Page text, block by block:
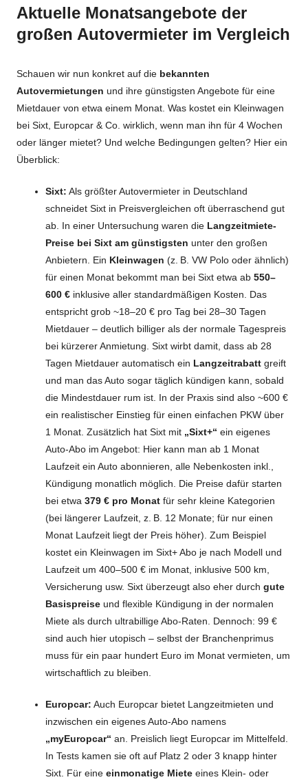
Aktuelle Monatsangebote der
großen Autovermieter im Vergleich
Schauen wir nun konkret auf die bekannten
Autovermietungen und ihre günstigsten Angebote für eine
Mietdauer von etwa einem Monat. Was kostet ein Kleinwagen
bei Sixt, Europcar & Co. wirklich, wenn man ihn für 4 Wochen
oder länger mietet? Und welche Bedingungen gelten? Hier ein
Überblick:
Sixt: Als größter Autovermieter in Deutschland
schneidet Sixt in Preisvergleichen oft überraschend gut
ab. In einer Untersuchung waren die Langzeitmiete-
Preise bei Sixt am günstigsten unter den großen
Anbietern. Ein Kleinwagen (z. B. VW Polo oder ähnlich)
für einen Monat bekommt man bei Sixt etwa ab 550–
600 € inklusive aller standardmäßigen Kosten. Das
entspricht grob ~18–20 € pro Tag bei 28–30 Tagen
Mietdauer – deutlich billiger als der normale Tagespreis
bei kürzerer Anmietung. Sixt wirbt damit, dass ab 28
Tagen Mietdauer automatisch ein Langzeitrabatt greift
und man das Auto sogar täglich kündigen kann, sobald
die Mindestdauer rum ist. In der Praxis sind also ~600 €
ein realistischer Einstieg für einen einfachen PKW über
1 Monat. Zusätzlich hat Sixt mit „Sixt+“ ein eigenes
Auto-Abo im Angebot: Hier kann man ab 1 Monat
Laufzeit ein Auto abonnieren, alle Nebenkosten inkl.,
Kündigung monatlich möglich. Die Preise dafür starten
bei etwa 379 € pro Monat für sehr kleine Kategorien
(bei längerer Laufzeit, z. B. 12 Monate; für nur einen
Monat Laufzeit liegt der Preis höher). Zum Beispiel
kostet ein Kleinwagen im Sixt+ Abo je nach Modell und
Laufzeit um 400–500 € im Monat, inklusive 500 km,
Versicherung usw. Sixt überzeugt also eher durch gute
Basispreise und flexible Kündigung in der normalen
Miete als durch ultrabillige Abo-Raten. Dennoch: 99 €
sind auch hier utopisch – selbst der Branchenprimus
muss für ein paar hundert Euro im Monat vermieten, um
wirtschaftlich zu bleiben.
Europcar: Auch Europcar bietet Langzeitmieten und
inzwischen ein eigenes Auto-Abo namens
„myEuropcar“ an. Preislich liegt Europcar im Mittelfeld.
In Tests kamen sie oft auf Platz 2 oder 3 knapp hinter
Sixt. Für eine einmonatige Miete eines Klein- oder